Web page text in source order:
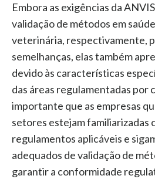
Embora as exigências da
validação de métodos em
veterinária, respectivamente,
semelhanças, elas também
devido às características
das áreas regulamentadas por
importante que as empresas
setores estejam familiarizadas
regulamentos aplicáveis e
adequados de validação de
garantir a conformidade